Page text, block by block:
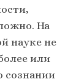
На
науке не
или
сознании